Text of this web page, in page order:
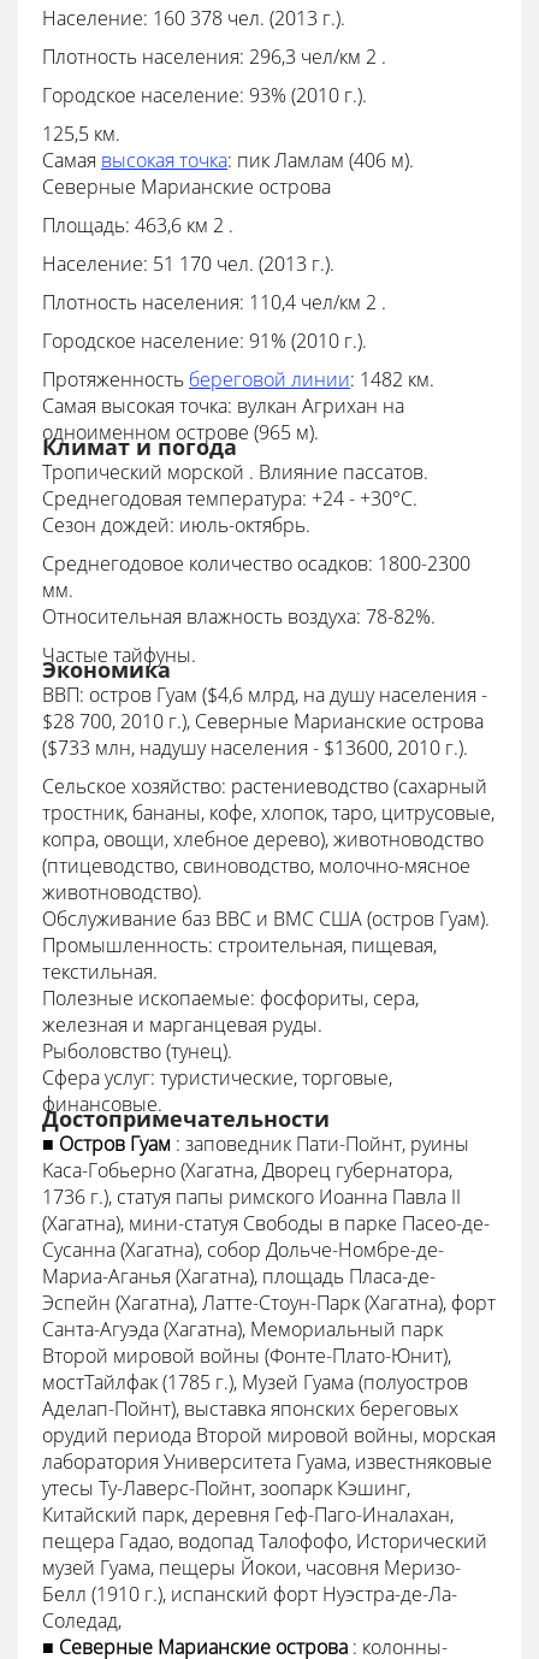
Население: 160 378 чел. (2013 г.).
Плотность населения: 296,3 чел/км 2 .
Городское население: 93% (2010 г.).
125,5 км.
Самая высокая точка: пик Ламлам (406 м).
Северные Марианские острова
Площадь: 463,6 км 2 .
Население: 51 170 чел. (2013 г.).
Плотность населения: 110,4 чел/км 2 .
Городское население: 91% (2010 г.).
Протяженность береговой линии: 1482 км.
Самая высокая точка: вулкан Агрихан на
одноименном острове (965 м).
Климат и погода
Тропический морской . Влияние пассатов.
Среднегодовая температура: +24 - +30°С.
Сезон дождей: июль-октябрь.
Среднегодовое количество осадков: 1800-2300
мм.
Относительная влажность воздуха: 78-82%.
Частые тайфуны.
Экономика
ВВП: остров Гуам ($4,6 млрд, на душу населения -
$28 700, 2010 г.), Северные Марианские острова
($733 млн, надушу населения - $13600, 2010 г.).
Сельское хозяйство: растениеводство (сахарный
тростник, бананы, кофе, хлопок, таро, цитрусовые,
копра, овощи, хлебное дерево), животноводство
(птицеводство, свиноводство, молочно-мясное
животноводство).
Обслуживание баз ВВС и ВМС США (остров Гуам).
Промышленность: строительная, пищевая,
текстильная.
Полезные ископаемые: фосфориты, сера,
железная и марганцевая руды.
Рыболовство (тунец).
Сфера услуг: туристические, торговые,
финансовые.
Достопримечательности
■ Остров Гуам : заповедник Пати-Пойнт, руины
Kaca-Гобьерно (Хагатна, Дворец губернатора,
1736 г.), статуя папы римского Иоанна Павла II
(Хагатна), мини-статуя Свободы в парке Пасео-де-
Сусанна (Хагатна), собор Дольче-Номбре-де-
Мариа-Аганья (Хагатна), площадь Пласа-де-
Эспейн (Хагатна), Латте-Стоун-Парк (Хагатна), форт
Санта-Агуэда (Хагатна), Мемориальный парк
Второй мировой войны (Фонте-Плато-Юнит),
мостТайлфак (1785 г.), Музей Гуама (полуостров
Аделап-Пойнт), выставка японских береговых
орудий периода Второй мировой войны, морская
лаборатория Университета Гуама, известняковые
утесы Ty-Лаверс-Пойнт, зоопарк Кэшинг,
Китайский парк, деревня Геф-Паго-Иналахан,
пещера Гадао, водопад Талофофо, Исторический
музей Гуама, пещеры Йокои, часовня Меризо-
Белл (1910 г.), испанский форт Нуэстра-де-Ла-
Соледад,
■ Северные Марианские острова : колонны-